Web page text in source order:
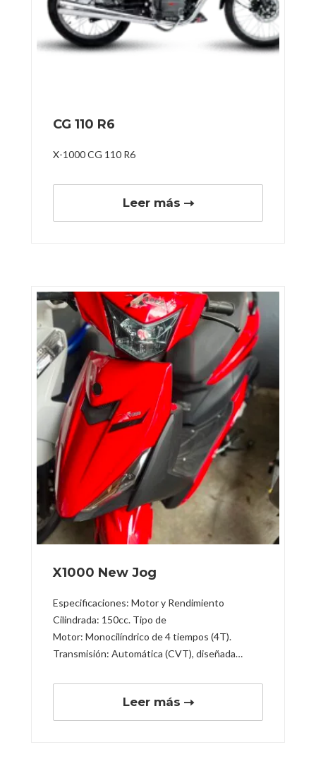
CG 110 R6
X-1000 CG 110 R6
Leer más
X1000 New Jog
Especificaciones: Motor y Rendimiento
Cilindrada: 150cc. Tipo de
Motor: Monocilíndrico de 4 tiempos (4T).
Transmisión: Automática (CVT), diseñada…
Leer más